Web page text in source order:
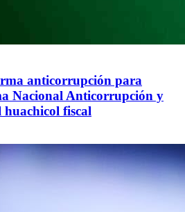
anticorrupción para
Nacional Anticorrupción y
huachicol fiscal